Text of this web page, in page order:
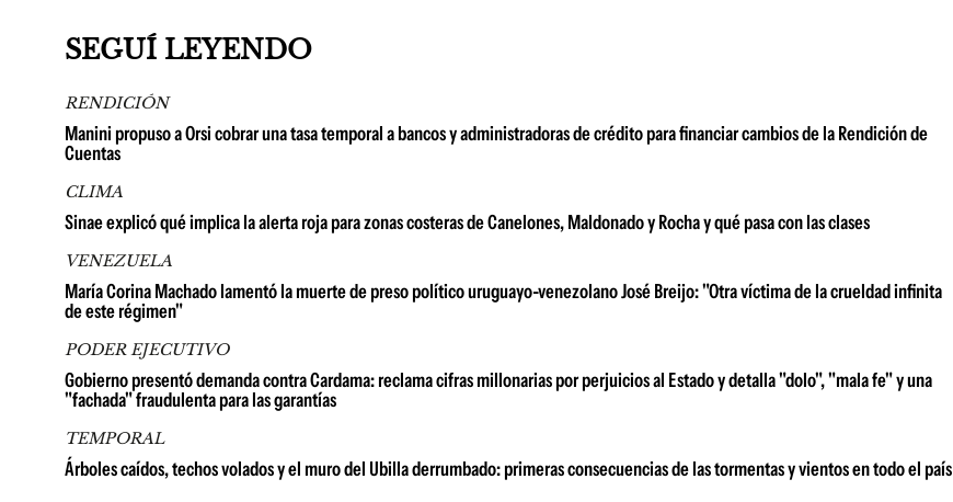
SEGUÍ LEYENDO
RENDICIÓN
Manini propuso a Orsi cobrar una tasa temporal a bancos y administradoras de crédito para financiar cambios de la Rendición de
Cuentas
CLIMA
Sinae explicó qué implica la alerta roja para zonas costeras de Canelones, Maldonado y Rocha y qué pasa con las clases
VENEZUELA
María Corina Machado lamentó la muerte de preso político uruguayo-venezolano José Breijo: "Otra víctima de la crueldad infinita
de este régimen"
PODER EJECUTIVO
Gobierno presentó demanda contra Cardama: reclama cifras millonarias por perjuicios al Estado y detalla "dolo", "mala fe" y una
"fachada" fraudulenta para las garantías
TEMPORAL
Árboles caídos, techos volados y el muro del Ubilla derrumbado: primeras consecuencias de las tormentas y vientos en todo el país